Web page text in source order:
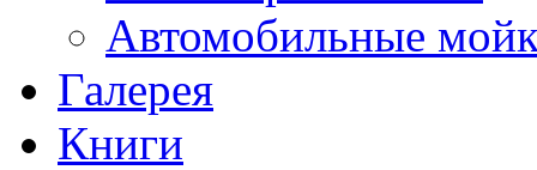
Автомобильные
Галерея
Книги